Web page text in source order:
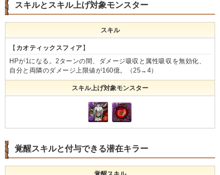
スキルとスキル上げ対象モンスター
スキル
【 カオティックスフィア 】
HPが1になる。2ターンの間、ダメージ吸収と属性吸収を無効化、
自分と両隣のダメージ上限値が160億。（25→4）
スキル上げ対象モンスター
覚醒スキルと付与できる潜在キラー